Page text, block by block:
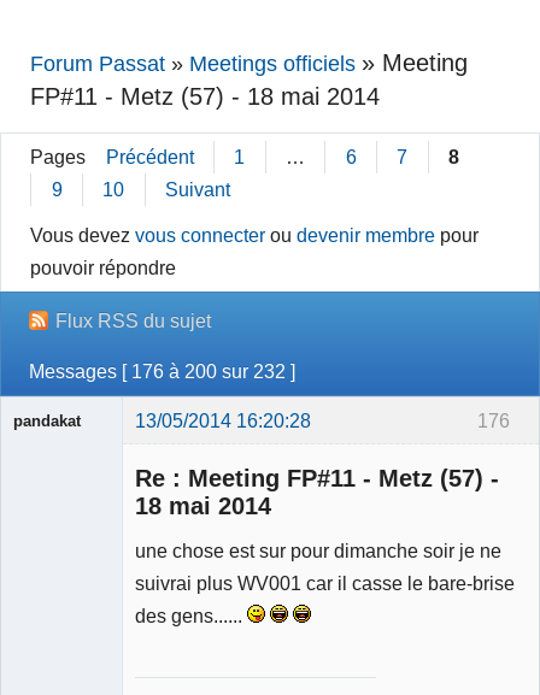
Forum Passat » Meetings officiels » Meeting
FP#11 - Metz (57) - 18 mai 2014
Pages Précédent 1 … 6 7
8
9
10 Suivant
Vous devezvous connecter oudevenir membre pour
pouvoir répondre
Flux RSS du sujet
Messages [ 176 à 200 sur 232 ]
176
pandakat 13/05/2014 16:20:28
Re : Meeting FP#11 - Metz (57) -
18 mai 2014
une chose est sur pour dimanche soir je ne
suivrai plus WV001 car il casse le bare-brise
des gens......